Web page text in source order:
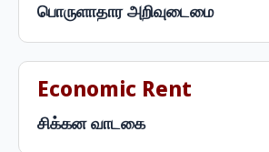
பொருளாதார அறிவுடைமை
Economic Rent
சிக்கன வாடகை